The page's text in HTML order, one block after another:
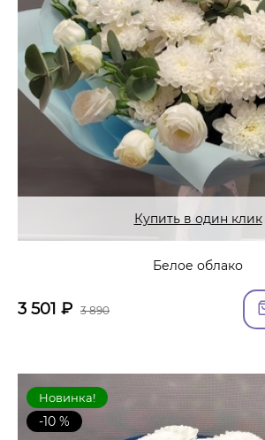
Купить в один клик
Белое облако
3 501 ₽ 3 890
Новинка!
-10 %